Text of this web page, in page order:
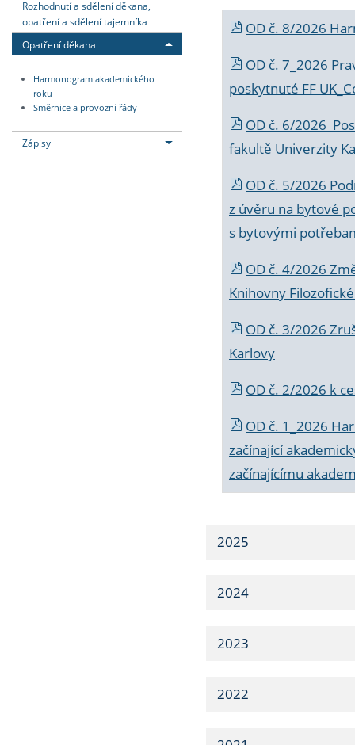
Rozhodnutí a sdělení děkana,
opatření a sdělení tajemníka
Opatření děkana
Harmonogram akademického
roku
Směrnice a provozní řády
Zápisy
OD č. 8/2026
OD č. 7_2026
poskytnuté FF
OD č. 6/2026
fakultě Univerzity
OD č. 5/2026
z úvěru na bytové
s bytovými
OD č. 4/2026
Knihovny
OD č. 3/2026
Karlovy
OD č. 2/2026 k
OD č. 1_2026
začínající
začínajícímu
2025
2024
2023
2022